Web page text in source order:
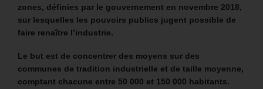
zones, définies par le gouvernement en novembre 2018,
sur lesquelles les pouvoirs publics jugent possible de
faire renaître l’industrie.
Le but est de concentrer des moyens sur des
communes de tradition industrielle et de taille moyenne,
comptant chacune entre 50 000 et 150 000 habitants.